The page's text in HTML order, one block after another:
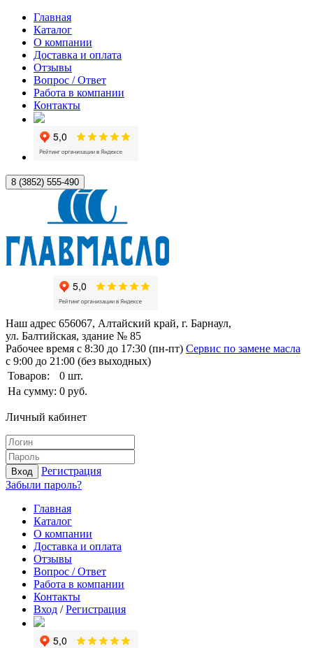
Главная
Каталог
О компании
Доставка и оплата
Отзывы
Вопрос / Ответ
Работа в компании
Контакты
8 (3852) 555-490
Наш адрес 656067, Алтайский край, г. Барнаул,
ул. Балтийская, здание № 85
Рабочее время с 8:30 до 17:30 (пн-пт) Сервис по замене масла
с 9:00 до 21:00 (без выходных)
Товаров:
0 шт.
На сумму: 0 руб.
Личный кабинет
Вход
Регистрация
Забыли пароль?
Главная
Каталог
О компании
Доставка и оплата
Отзывы
Вопрос / Ответ
Работа в компании
Контакты
Вход /Регистрация